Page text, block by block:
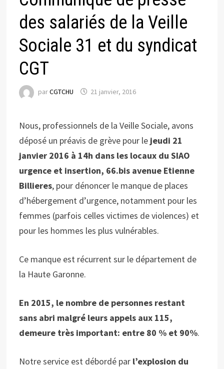
des salariés de la Veille
Sociale 31 et du syndicat
CGT
parCGTCHU 21 janvier, 2016
Nous, professionnels de la Veille Sociale, avons
déposé un préavis de grève pour le jeudi 21
janvier 2016 à 14h dans les locaux du SIAO
urgence et insertion, 66.bis avenue Etienne
Billieres, pour dénoncer le manque de places
d’hébergement d’urgence, notamment pour les
femmes (parfois celles victimes de violences) et
pour les hommes les plus vulnérables.
Ce manque est récurrent sur le département de
la Haute Garonne.
En 2015, le nombre de personnes restant
sans abri malgré leurs appels aux 115,
demeure très important: entre 80 % et 90%.
Notre service est débordé par l’explosion du